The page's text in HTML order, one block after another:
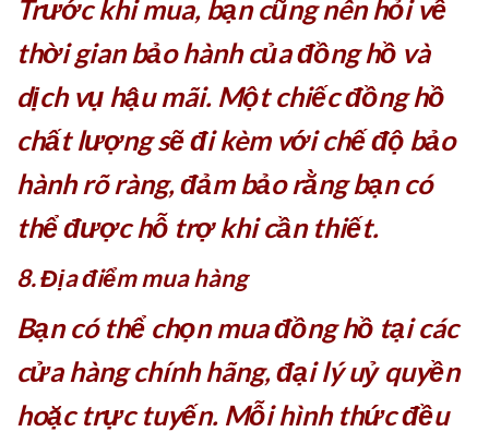
Trước khi mua, bạn cũng nên hỏi về
thời gian bảo hành của đồng hồ và
dịch vụ hậu mãi. Một chiếc đồng hồ
chất lượng sẽ đi kèm với chế độ bảo
hành rõ ràng, đảm bảo rằng bạn có
thể được hỗ trợ khi cần thiết.
8. Địa điểm mua hàng
Bạn có thể chọn mua đồng hồ tại các
cửa hàng chính hãng, đại lý uỷ quyền
hoặc trực tuyến. Mỗi hình thức đều